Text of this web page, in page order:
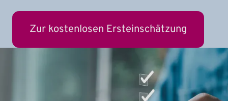
Zur kostenlosen Ersteinschätzung